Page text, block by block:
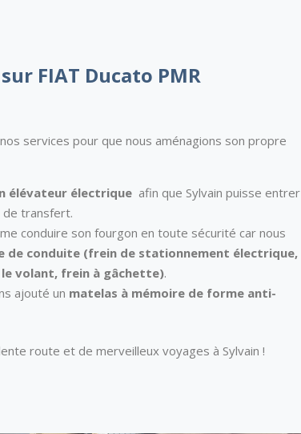
FIAT Ducato PMR
services pour que nous aménagions son propre
élévateur électrique afin que Sylvain puisse entrer
de transfert.
conduire son fourgon en toute sécurité car nous
de conduite (frein de stationnement électrique,
volant, frein à gâchette).
ajouté un matelas à mémoire de forme anti-
route et de merveilleux voyages à Sylvain !